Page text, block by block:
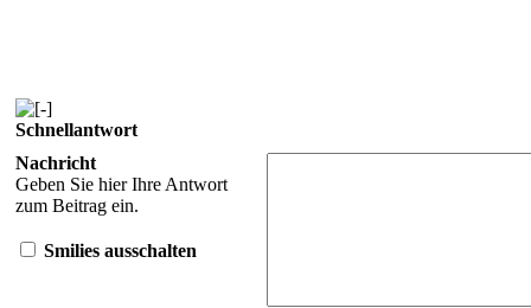
Schnellantwort
Nachricht
Geben Sie hier Ihre Antwort
zum Beitrag ein.
Smilies ausschalten